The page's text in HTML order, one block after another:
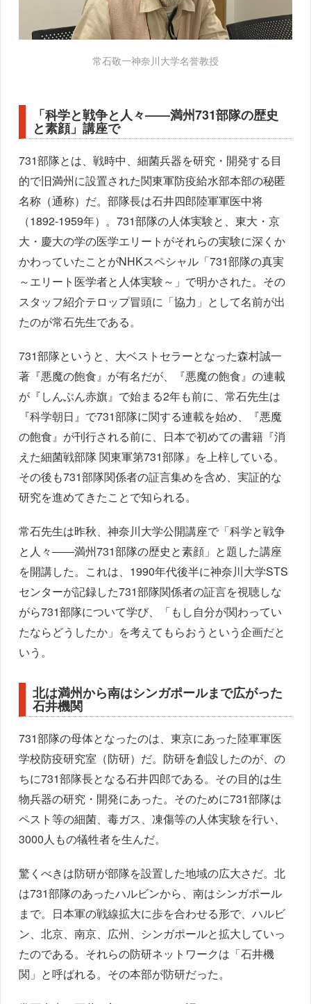
常石敬一神奈川大学名誉教授
「科学と戦争と人々――満州731部隊の歴史
と素顔」講座で
731部隊とは、戦時中、細菌兵器を研究・開発する目
的で旧満州に設置された関東軍防疫給水部本部の秘匿
名称（通称）だ。部隊長は石井四郎陸軍軍医中将
（1892-1959年）。731部隊の人体実験と、東大・京
大・慶大の学の医学エリートがそれらの実験に深くか
かわっていたことがNHKスペシャル「731部隊の真実
～エリート医学者と人体実験～」で明かされた。その
スタッフ紹介テロップ冒頭に「協力」として名前が出
たのが常石先生である。
731部隊というと、大ベストセラーとなった森村誠一
著『悪魔の飽食』が有名だが、『悪魔の飽食』の連載
が『しんぶん赤旗』で始まる2年も前に、常石先生は
『科学朝日』で731部隊に関する連載を始め、『悪魔
の飽食』が刊行される前に、日本で初めての書籍『消
えた細菌戦部隊 関東軍第731部隊』を上梓している。
その後も731部隊関係者の証言集めを含め、実証的な
研究を進めてきたことで知られる。
常石先生は昨秋、神奈川大学公開講座で「科学と戦争
と人々――満州731部隊の歴史と素顔」と題した講座
を開講した。これは、1990年代後半に神奈川大学STS
センターが記録した731部隊関係者の証言を視聴しな
がら731部隊について学び、「もし自分が関わってい
たならどうしたか」を考えてもらおうという企画だと
いう。
北は満州から南はシンガポールまで広がった
石井機関
731部隊の母体となったのは、東京にあった陸軍軍医
学校防疫研究室（防研）だ。防研を創設したのが、の
ちに731部隊長となる石井四郎である。その目的は生
物兵器の研究・開発にあった。そのために731部隊は
ペスト等の細菌、毒ガス、凍傷等の人体実験を行い、
3000人もの犠牲者を生んだ。
驚くべきは防研が部隊を設置した地域の広大さだ。北
は731部隊のあったハルビンから、南はシンガポール
まで。日本軍の戦線拡大に歩を合わせる形で、ハルビ
ン、北京、南京、広州、シンガポールと拡大していっ
たのである。それらの防研ネットワークは「石井機
関」と呼ばれる。その本部が防研だった。